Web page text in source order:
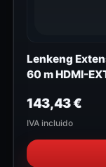
Lenkeng
60 m HDMI-
143,43€
IVA incluido